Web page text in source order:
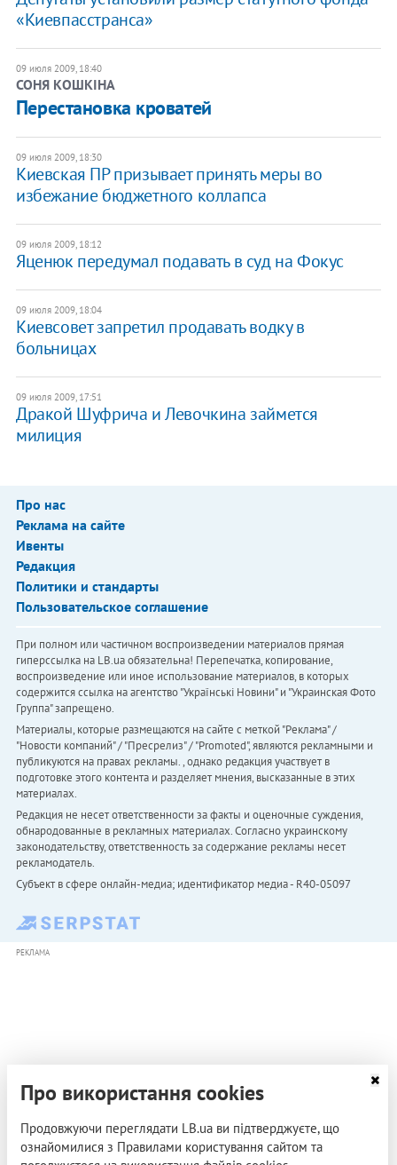
«Киевпасстранса»
09 июля 2009, 18:40
СОНЯ КОШКІНА
Перестановка кроватей
09 июля 2009, 18:30
Киевская ПР призывает принять меры во
избежание бюджетного коллапса
09 июля 2009, 18:12
Яценюк передумал подавать в суд на Фокус
09 июля 2009, 18:04
Киевсовет запретил продавать водку в
больницах
09 июля 2009, 17:51
Дракой Шуфрича и Левочкина займется
милиция
Про нас
Реклама на сайте
Ивенты
Редакция
Политики и стандарты
Пользовательское соглашение
При полном или частичном воспроизведении материалов прямая
гиперссылка на LB.ua обязательна! Перепечатка, копирование,
воспроизведение или иное использование материалов, в которых
содержится ссылка на агентство "Українськi Новини" и "Украинская Фото
Группа" запрещено.
Материалы, которые размещаются на сайте с меткой "Реклама" /
"Новости компаний" / "Пресрелиз" / "Promoted", являются рекламными и
публикуются на правах рекламы. , однако редакция участвует в
подготовке этого контента и разделяет мнения, высказанные в этих
материалах.
Редакция не несет ответственности за факты и оценочные суждения,
обнародованные в рекламных материалах. Согласно украинскому
законодательству, ответственность за содержание рекламы несет
рекламодатель.
Субъект в сфере онлайн-медиа; идентификатор медиа - R40-05097
РЕКЛАМА
Про використання cookies
Продовжуючи переглядати LB.ua ви підтверджуєте, що
ознайомилися з Правилами користування сайтом та